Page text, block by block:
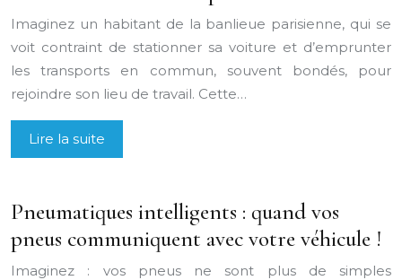
Imaginez un habitant de la banlieue parisienne, qui se
voit contraint de stationner sa voiture et d’emprunter
les transports en commun, souvent bondés, pour
rejoindre son lieu de travail. Cette…
Lire la suite
Pneumatiques intelligents : quand vos
pneus communiquent avec votre véhicule !
Imaginez : vos pneus ne sont plus de simples